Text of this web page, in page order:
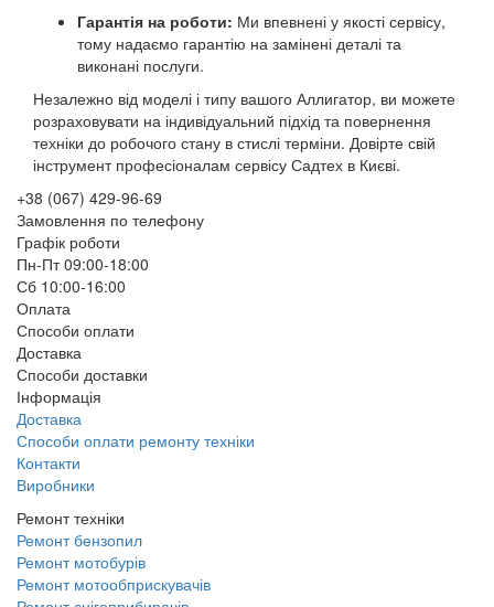
Гарантія на роботи: Ми впевнені у якості сервісу,
тому надаємо гарантію на замінені деталі та
виконані послуги.
Незалежно від моделі і типу вашого Аллигатор, ви можете
розраховувати на індивідуальний підхід та повернення
техніки до робочого стану в стислі терміни. Довірте свій
інструмент професіоналам сервісу Садтех в Києві.
+38 (067) 429-96-69
Замовлення по телефону
Графік роботи
Пн-Пт 09:00-18:00
Сб 10:00-16:00
Оплата
Способи оплати
Доставка
Способи доставки
Інформація
Доставка
Способи оплати ремонту техніки
Контакти
Виробники
Ремонт техніки
Ремонт бензопил
Ремонт мотобурів
Ремонт мотообприскувачів